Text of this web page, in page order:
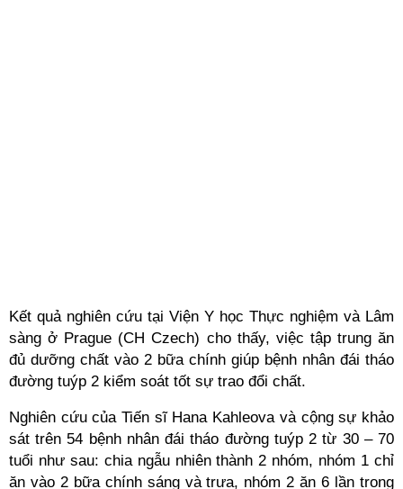
Kết quả nghiên cứu tại Viện Y học Thực nghiệm và Lâm
sàng ở Prague (CH Czech) cho thấy, việc tập trung ăn
đủ dưỡng chất vào 2 bữa chính giúp bệnh nhân đái tháo
đường tuýp 2 kiểm soát tốt sự trao đổi chất.
Nghiên cứu của Tiến sĩ Hana Kahleova và cộng sự khảo
sát trên 54 bệnh nhân đái tháo đường tuýp 2 từ 30 – 70
tuổi như sau: chia ngẫu nhiên thành 2 nhóm, nhóm 1 chỉ
ăn vào 2 bữa chính sáng và trưa, nhóm 2 ăn 6 lần trong